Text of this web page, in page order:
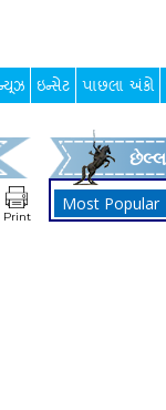
ઇન્સેટ પાછલા અંકો
Print
Most Popular